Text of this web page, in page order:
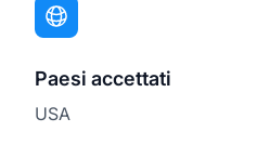
Paesi accettati
USA